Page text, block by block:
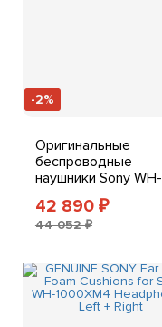
-2%
Оригинальные
беспроводные
наушники Sony WH-
1000XM6/B с
функцией
шумоподавления -
42 890 ₽
44 052 ₽